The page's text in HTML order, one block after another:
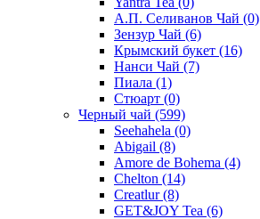
А.П. Селиванов Чай (0)
Зензур Чай (6)
Крымский букет (16)
Нанси Чай (7)
Пиала (1)
Стюарт (0)
Черный чай (599)
Seehahela (0)
Abigail (8)
Amore de Bohema (4)
Chelton (14)
Creatlur(8)
GET&JOY Tea (6)